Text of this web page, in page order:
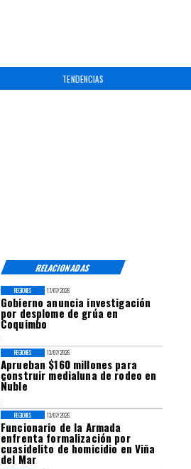
TENDENCIAS
RELACIONADAS
17/07/2026
Gobierno anuncia investigación
por desplome de grúa en
Coquimbo
REGIONES
13/07/2026
Aprueban $160 millones para
construir medialuna de rodeo en
Ñuble
REGIONES
13/07/2026
Funcionario de la Armada
enfrenta formalización por
cuasidelito de homicidio en Viña
del Mar
REGIONES